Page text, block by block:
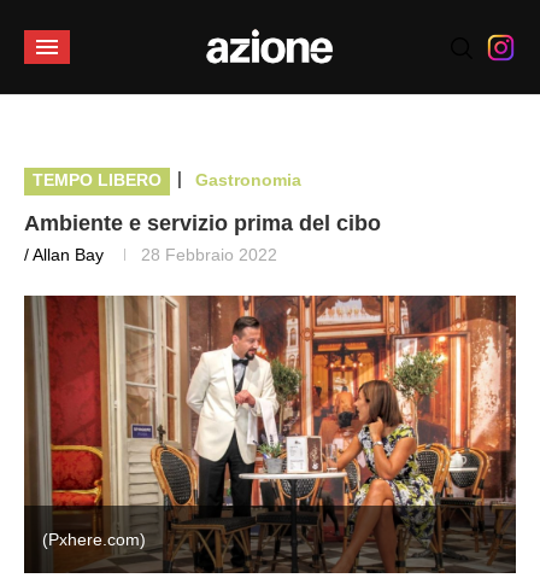
TEMPO LIBERO | Gastronomia
Ambiente e servizio prima del cibo
/ Allan Bay 28 Febbraio 2022
(Pxhere.com)